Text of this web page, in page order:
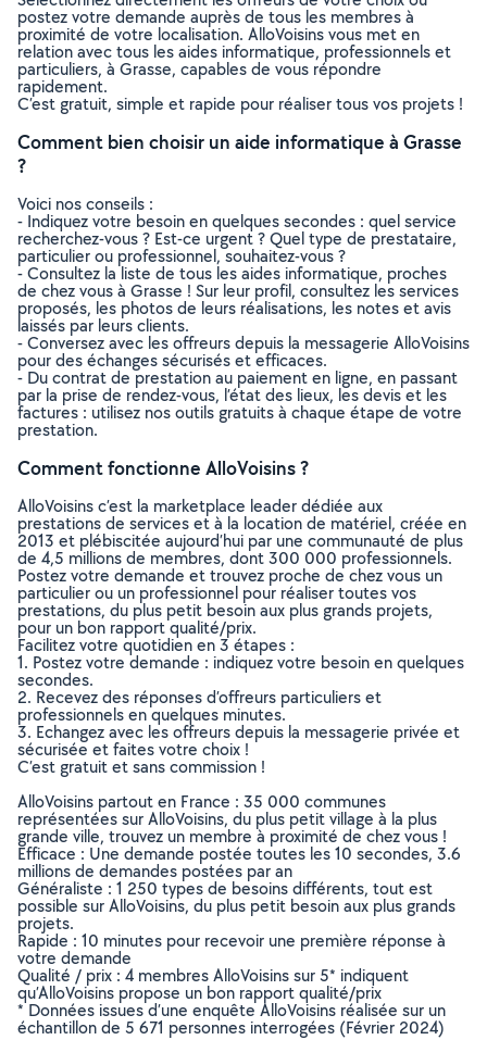
postez votre demande auprès de tous les membres à
proximité de votre localisation. AlloVoisins vous met en
relation avec tous les aides informatique, professionnels et
particuliers, à Grasse, capables de vous répondre
rapidement.
C’est gratuit, simple et rapide pour réaliser tous vos projets !
Comment bien choisir un aide informatique à Grasse
?
Voici nos conseils :
- Indiquez votre besoin en quelques secondes : quel service
recherchez-vous ? Est-ce urgent ? Quel type de prestataire,
particulier ou professionnel, souhaitez-vous ?
- Consultez la liste de tous les aides informatique, proches
de chez vous à Grasse ! Sur leur profil, consultez les services
proposés, les photos de leurs réalisations, les notes et avis
laissés par leurs clients.
- Conversez avec les offreurs depuis la messagerie AlloVoisins
pour des échanges sécurisés et efficaces.
- Du contrat de prestation au paiement en ligne, en passant
par la prise de rendez-vous, l’état des lieux, les devis et les
factures : utilisez nos outils gratuits à chaque étape de votre
prestation.
Comment fonctionne AlloVoisins ?
AlloVoisins c’est la marketplace leader dédiée aux
prestations de services et à la location de matériel, créée en
2013 et plébiscitée aujourd’hui par une communauté de plus
de 4,5 millions de membres, dont 300 000 professionnels.
Postez votre demande et trouvez proche de chez vous un
particulier ou un professionnel pour réaliser toutes vos
prestations, du plus petit besoin aux plus grands projets,
pour un bon rapport qualité/prix.
Facilitez votre quotidien en 3 étapes :
1. Postez votre demande : indiquez votre besoin en quelques
secondes.
2. Recevez des réponses d’offreurs particuliers et
professionnels en quelques minutes.
3. Echangez avec les offreurs depuis la messagerie privée et
sécurisée et faites votre choix !
C’est gratuit et sans commission !
AlloVoisins partout en France : 35 000 communes
représentées sur AlloVoisins, du plus petit village à la plus
grande ville, trouvez un membre à proximité de chez vous !
Efficace : Une demande postée toutes les 10 secondes, 3.6
millions de demandes postées par an
Généraliste : 1 250 types de besoins différents, tout est
possible sur AlloVoisins, du plus petit besoin aux plus grands
projets.
Rapide : 10 minutes pour recevoir une première réponse à
votre demande
Qualité / prix : 4 membres AlloVoisins sur 5* indiquent
qu’AlloVoisins propose un bon rapport qualité/prix
* Données issues d’une enquête AlloVoisins réalisée sur un
échantillon de 5 671 personnes interrogées (Février 2024)